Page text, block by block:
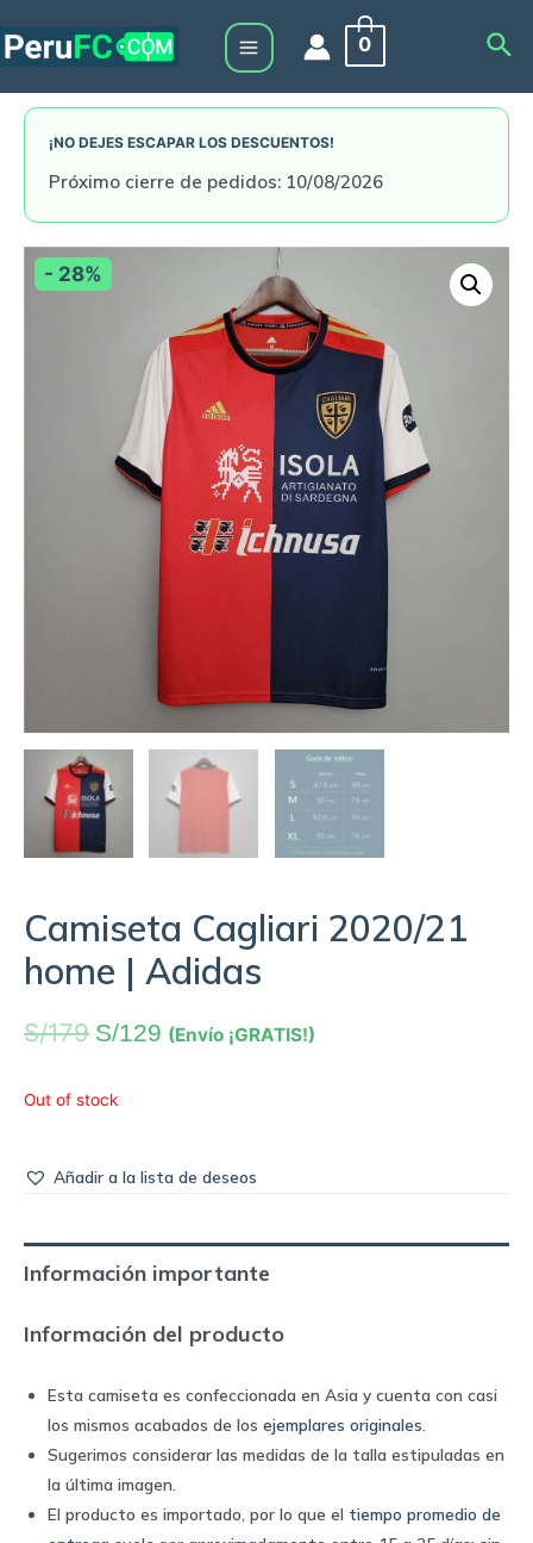
to
Main
Menu
0
¡NO DEJES ESCAPAR LOS DESCUENTOS!
Próximo cierre de pedidos: 10/08/2026
- 28%
Camiseta Cagliari 2020/21
home | Adidas
S/179 S/129 (Envío ¡GRATIS!)
Out of stock
Añadir a la lista de deseos
Información importante
Información del producto
Esta camiseta es confeccionada en Asia y cuenta con casi
los mismos acabados de los ejemplares originales
Sugerimos considerar las medidas de la talla estipuladas en
la última imagen.
El producto es importado, por lo que el tiempo promedio de